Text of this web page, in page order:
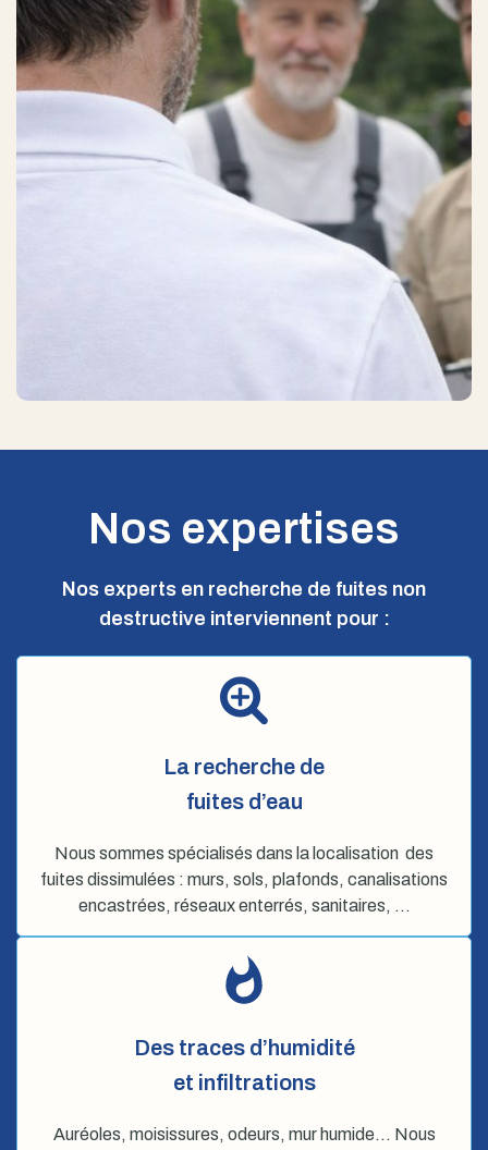
Nos expertises
Nos experts en recherche de fuites non
destructive interviennent pour :
La recherche de
fuites d’eau
Nous sommes spécialisés dans la localisation des
fuites dissimulées : murs, sols, plafonds, canalisations
encastrées, réseaux enterrés, sanitaires, …
Des traces d’humidité
et infiltrations
Auréoles, moisissures, odeurs, mur humide… Nous